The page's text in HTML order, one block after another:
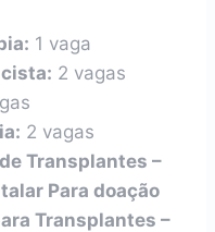
1 vaga
2 vagas
2 vagas
Transplantes –
Para doação
Transplantes –